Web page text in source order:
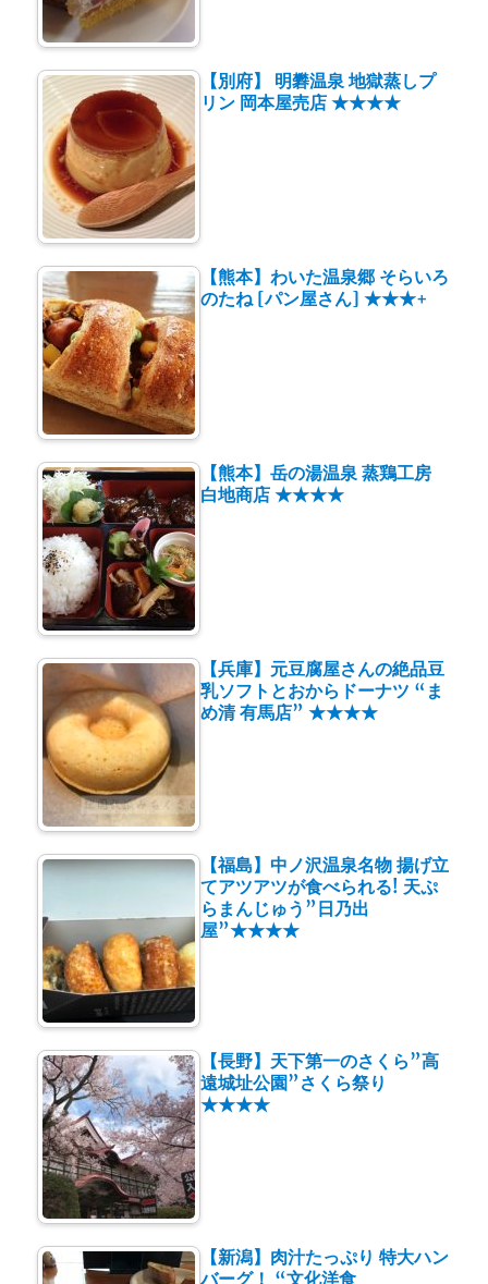
【別府】 明礬温泉 地獄蒸しプ
リン 岡本屋売店 ★★★★
【熊本】わいた温泉郷 そらいろ
のたね [パン屋さん] ★★★+
【熊本】岳の湯温泉 蒸鶏工房
白地商店 ★★★★
【兵庫】元豆腐屋さんの絶品豆
乳ソフトとおからドーナツ “ま
め清 有馬店” ★★★★
【福島】中ノ沢温泉名物 揚げ立
てアツアツが食べられる! 天ぷ
らまんじゅう”日乃出
屋”★★★★
【長野】天下第一のさくら”高
遠城址公園”さくら祭り
★★★★
【新潟】肉汁たっぷり 特大ハン
バーグ！ “文化洋食